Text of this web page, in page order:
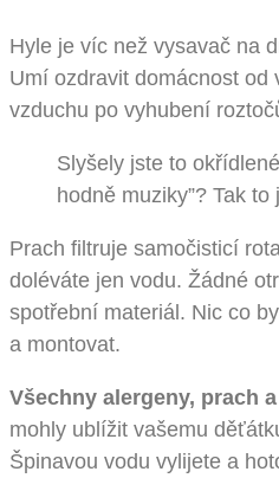
Hyle je víc než vysavač na
Umí ozdravit domácnost od
vzduchu po vyhubení
Slyšely jste to
hodně muziky”? Tak to
Prach filtruje samočisticí
doléváte jen vodu. Žádné
spotřební materiál. Nic co
a montovat.
Všechny alergeny, prach
mohly ublížit vašemu
Špinavou vodu vylijete a